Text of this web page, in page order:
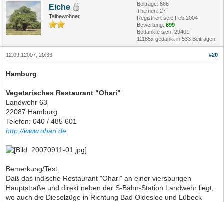
Eiche
Talbewohner
Beiträge: 666
Themen: 27
Registriert seit: Feb 2004
Bewertung: 899
Bedankte sich: 29401
11185x gedankt in 533 Beiträgen
#20
12.09.12007, 20:33
Hamburg
Vegetarisches Restaurant "Ohari"
Landwehr 63
22087 Hamburg
Telefon: 040 / 485 601
http://www.ohari.de
Bemerkung/Test:
Daß das indische Restaurant "Ohari" an einer vierspurigen
Hauptstraße und direkt neben der S-Bahn-Station Landwehr liegt,
wo auch die Dieselzüge in Richtung Bad Oldesloe und Lübeck